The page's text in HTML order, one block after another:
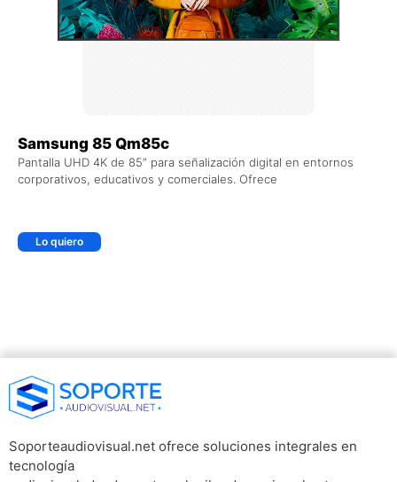
Samsung 85 Qm85c
Pantalla UHD 4K de 85” para señalización digital en entornos
corporativos, educativos y comerciales. Ofrece
Lo quiero
Soporteaudiovisual.net ofrece soluciones integrales en
tecnología